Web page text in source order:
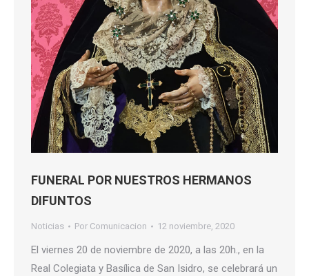
FUNERAL POR NUESTROS HERMANOS
DIFUNTOS
Noticias Por Comunicacion 12 noviembre, 2020
El viernes 20 de noviembre de 2020, a las 20h., en la
Real Colegiata y Basílica de San Isidro, se celebrará un